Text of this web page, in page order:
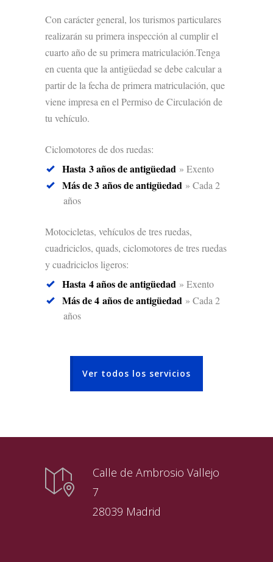
Con carácter general, los turismos particulares
realizarán su primera inspección al cumplir el
cuarto año de su primera matriculación.Tenga
en cuenta que la antigüedad se debe calcular a
partir de la fecha de primera matriculación, que
viene impresa en el Permiso de Circulación de
tu vehículo.
Ciclomotores de dos ruedas:
Hasta 3 años de antigüedad » Exento
Más de 3 años de antigüedad » Cada 2
años
Motocicletas, vehículos de tres ruedas,
cuadriciclos, quads, ciclomotores de tres ruedas
y cuadriciclos ligeros:
Hasta 4 años de antigüedad » Exento
Más de 4 años de antigüedad » Cada 2
años
Ver todos los servicios
Calle de Ambrosio Vallejo
7
28039 Madrid